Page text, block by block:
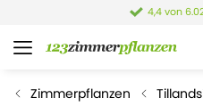
4,4 von
Zimmerpflanzen